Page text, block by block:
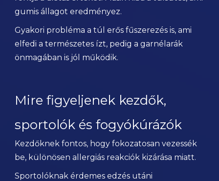
gumis állagot eredményez.
Gyakori probléma a túl erős fűszerezés is, ami
elfedi a természetes ízt, pedig a garnélarák
önmagában is jól működik.
Mire figyeljenek kezdők,
sportolók és fogyókúrázók
Kezdőknek fontos, hogy fokozatosan vezessék
be, különösen allergiás reakciók kizárása miatt.
Sportolóknak érdemes edzés utáni